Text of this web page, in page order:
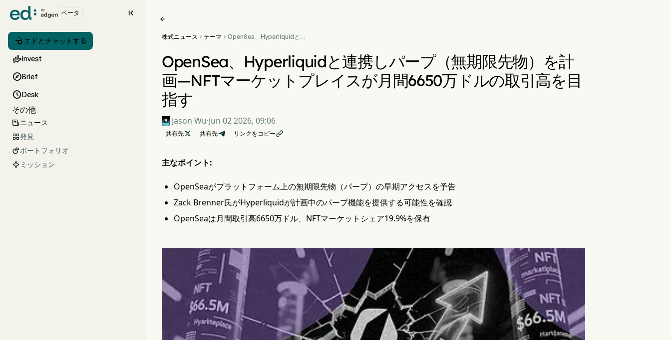
ベータ 
 エドとチャットする
Invest
Brief
Desk
その他
ニュース
発見
ポートフォリオ
ミッション

株式ニュース  テーマ  OpenSea、Hyperliquidと連
スが月間6650万ドルの取引
高を目指す
OpenSea、Hyperliquidと連携しパープ（無期限先物）を計
画—NFTマーケットプレイスが月間6650万ドルの取引高を目
指す
Jason Wu·Jun 02 2026, 09:06
共有先 共有先 リンクをコピー
主なポイント:
OpenSeaがプラットフォーム上の無期限先物（パープ）の早期アクセスを予告
Zack Brenner氏がHyperliquidが計画中のパープ機能を提供する可能性を確認
OpenSeaは月間取引高6650万ドル、NFTマーケットシェア19.9%を保有